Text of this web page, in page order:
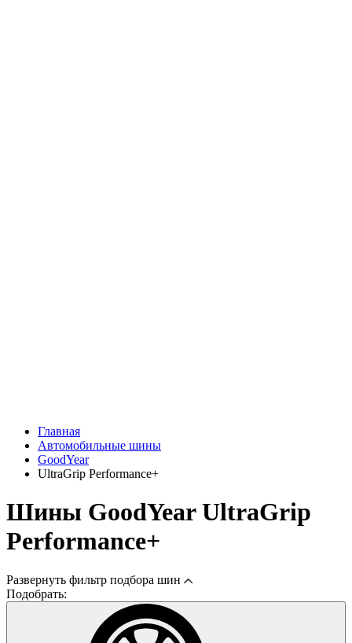
Главная
Автомобильные шины
GoodYear
UltraGrip Performance+
Шины GoodYear UltraGrip
Performance+
Развернуть фильтр подбора шин
Подобрать: